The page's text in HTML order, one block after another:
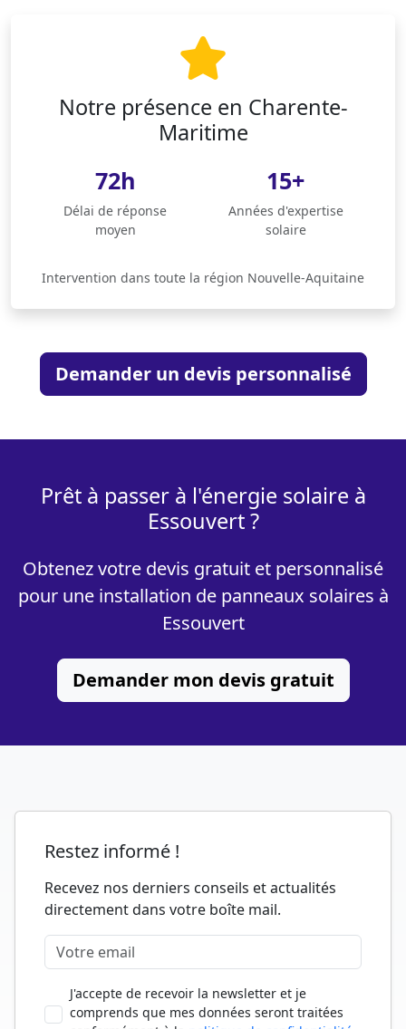
Notre présence en Charente-
Maritime
72h
Délai de réponse
moyen
15+
Années d'expertise
solaire
Intervention dans toute la région Nouvelle-Aquitaine
Demander un devis personnalisé
Prêt à passer à l'énergie solaire à
Essouvert ?
Obtenez votre devis gratuit et personnalisé
pour une installation de panneaux solaires à
Essouvert
Demander mon devis gratuit
Restez informé !
Recevez nos derniers conseils et actualités
directement dans votre boîte mail.
J'accepte de recevoir la newsletter et je
comprends que mes données seront traitées